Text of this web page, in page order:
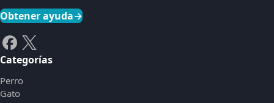
Obtener ayuda→
Categorías
Perro
Gato